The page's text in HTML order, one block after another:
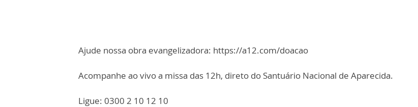
Ajude nossa obra evangelizadora: https://a12.com/doacao
Acompanhe ao vivo a missa das 12h, direto do Santuário Nacional de Aparecida.
Ligue: 0300 2 10 12 10